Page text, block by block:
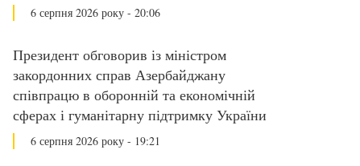
6 серпня 2026 року - 20:06
Президент обговорив із міністром
закордонних справ Азербайджану
співпрацю в оборонній та економічній
сферах і гуманітарну підтримку України
6 серпня 2026 року - 19:21